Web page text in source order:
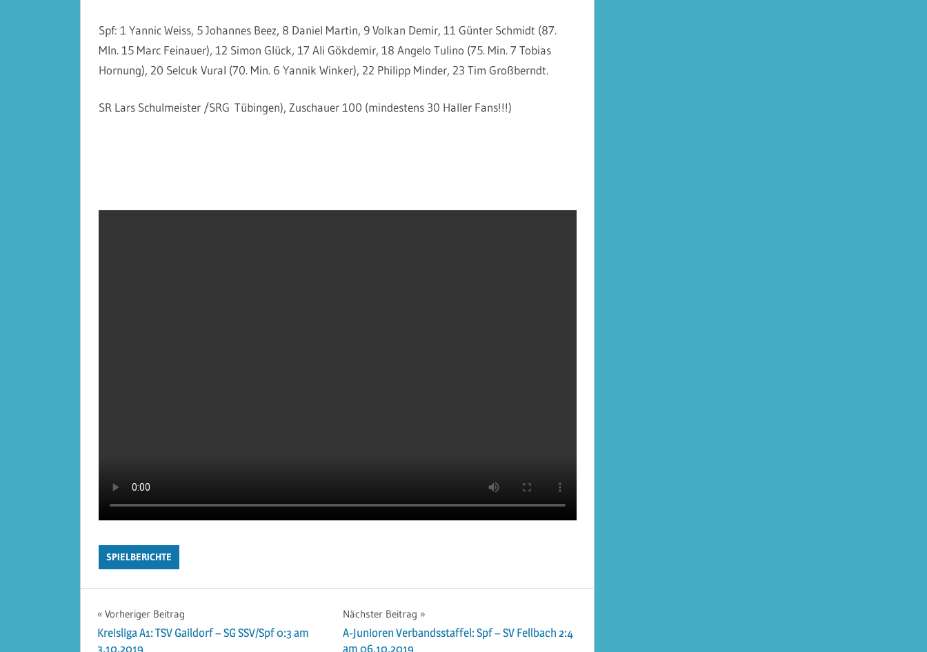
Spf: 1 Yannic Weiss, 5 Johannes Beez, 8 Daniel Martin, 9 Volkan Demir, 11 Günter Schmidt (87.
MIn. 15 Marc Feinauer), 12 Simon Glück, 17 Ali Gökdemir, 18 Angelo Tulino (75. Min. 7 Tobias
Hornung), 20 Selcuk Vural (70. Min. 6 Yannik Winker), 22 Philipp Minder, 23 Tim Großberndt.
SR Lars Schulmeister /SRG Tübingen), Zuschauer 100 (mindestens 30 Haller Fans!!!)
SPIELBERICHTE
Beitragsnavigation
Vorheriger Beitrag
Kreisliga A1: TSV Gaildorf – SG SSV/Spf 0:3 am
3.10.2019
Nächster Beitrag
A-Junioren Verbandsstaffel: Spf – SV Fellbach 2:4
am 06.10.2019